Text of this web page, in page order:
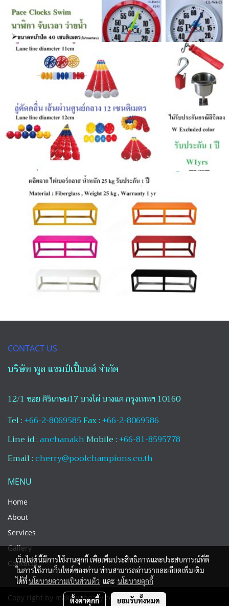
CONTACT US
บริษัท พูล แชมป์เปี้ยนส์ จำกัด
12/1 ซอย ศิริเกษม17 บางไผ่ บางแค กรุงเทพฯ 10160
Tel :+66-2-8069585Fax :+66-2-8069586
Line id :anchanakhMobile :+66-81-8595778
Email :cherry@poolchampions.co.th
MENU
Home
About
Services
Gallery
Contacts
Copy right by makewebeasy.com
เว็บไซต์นี้มีการใช้งานคุกกี้ เพื่อเพิ่มประสิทธิภาพและประสบการณ์ที่ดี
ในการใช้งานเว็บไซต์ของท่าน ท่านสามารถอ่านรายละเอียดเพิ่มเติม
ได้ที่นโยบายความเป็นส่วนตัว และ นโยบายคุกกี้
ตั้งค่าคุกกี้ ยอมรับทั้งหมด